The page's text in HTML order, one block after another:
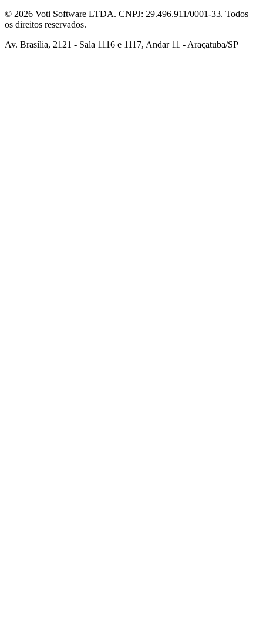
© 2026 Voti Software LTDA. CNPJ: 29.496.911/0001-33. Todos
os direitos reservados.
Av. Brasília, 2121 - Sala 1116 e 1117, Andar 11 - Araçatuba/SP